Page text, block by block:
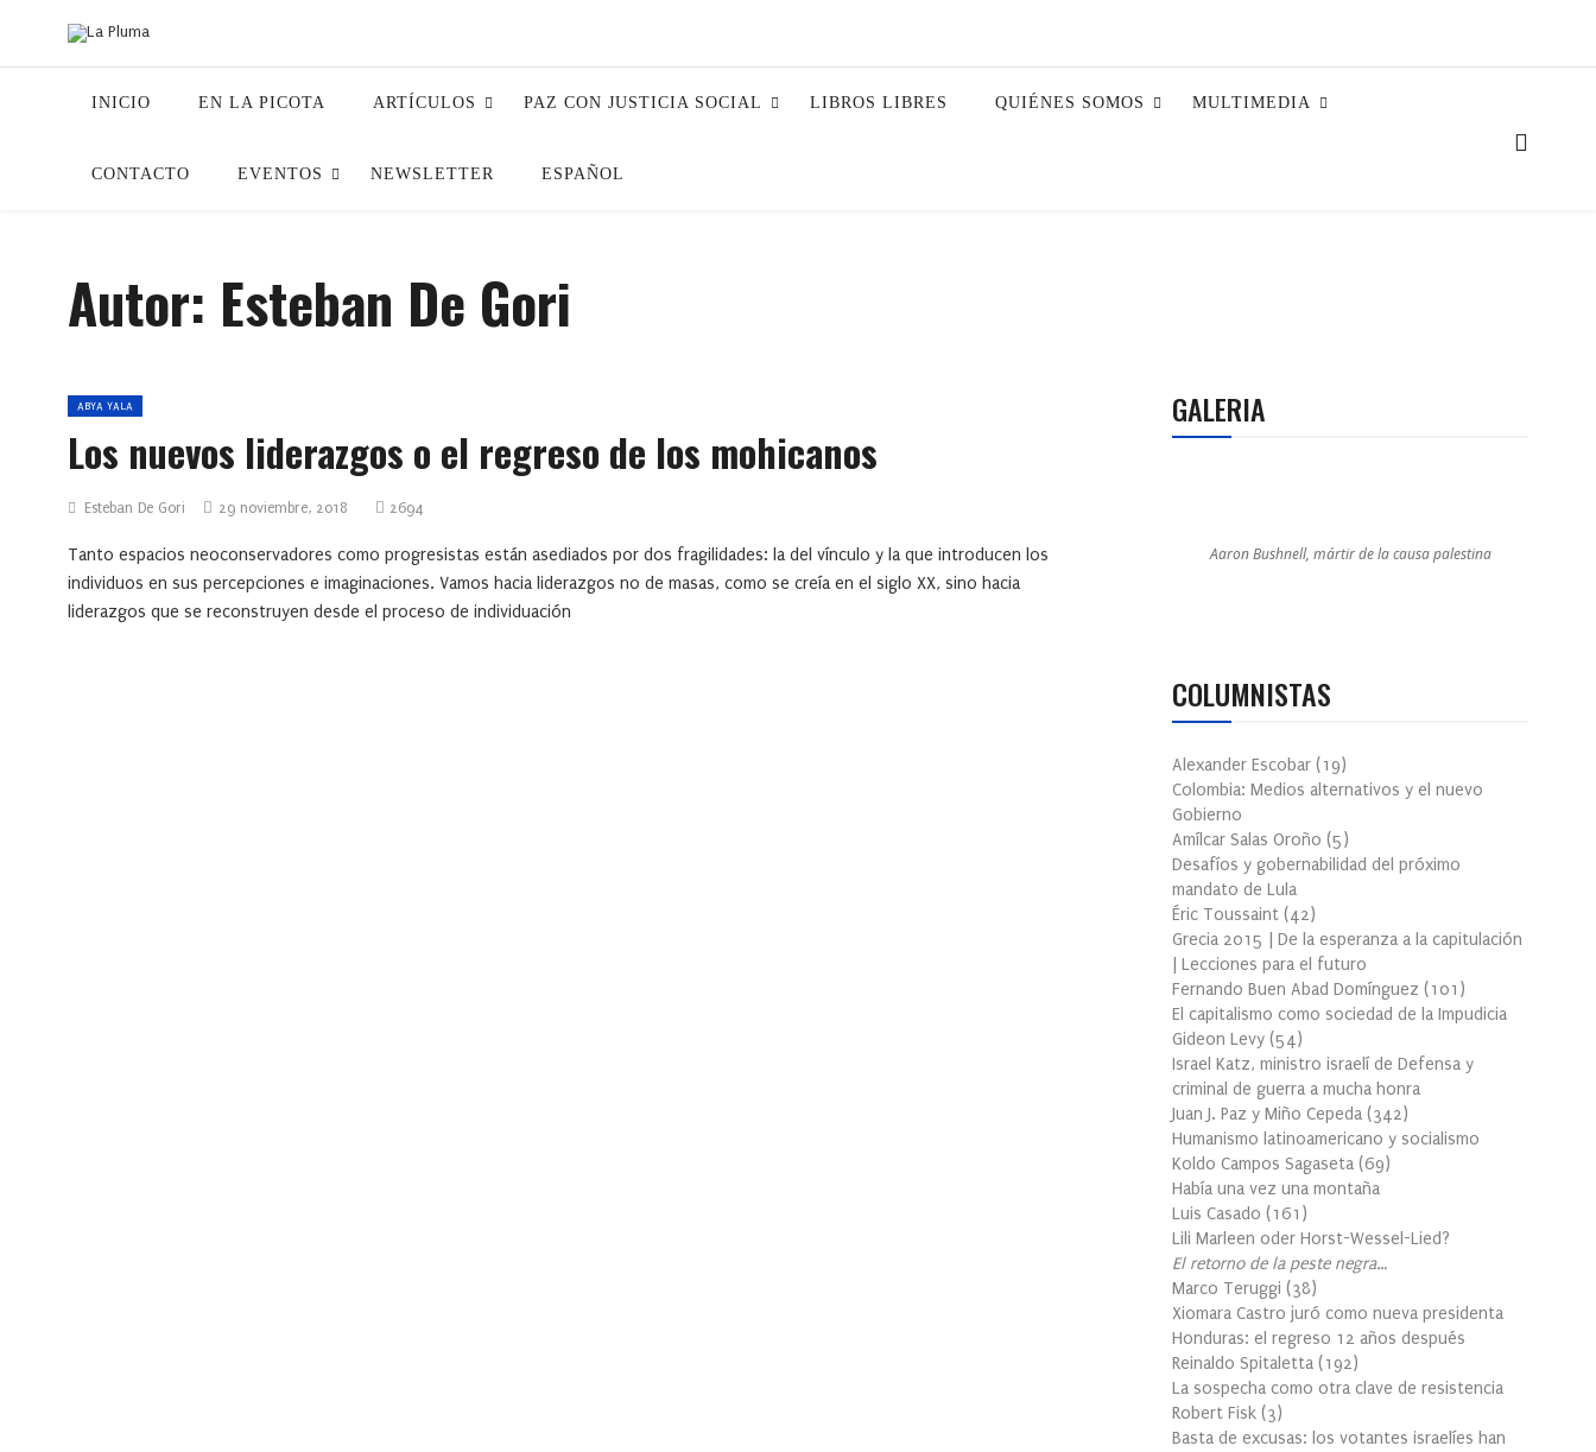
INICIO EN LA PICOTA ARTÍCULOS PAZ CON JUSTICIA SOCIAL LIBROS LIBRES QUIÉNES SOMOS MULTIMEDIA
CONTACTO EVENTOS NEWSLETTER ESPAÑOL
Autor: Esteban De Gori
ABYA YALA
Los nuevos liderazgos o el regreso de los mohicanos
Esteban De Gori 29 noviembre, 2018 2694
Tanto espacios neoconservadores como progresistas están asediados por dos fragilidades: la del vínculo y la que introducen los
individuos en sus percepciones e imaginaciones. Vamos hacia liderazgos no de masas, como se creía en el siglo XX, sino hacia
liderazgos que se reconstruyen desde el proceso de individuación
GALERIA
Aaron Bushnell, mártir de la causa palestina
COLUMNISTAS
Alexander Escobar (19)
Colombia: Medios alternativos y el nuevo
Gobierno
Amílcar Salas Oroño (5)
Desafíos y gobernabilidad del próximo
mandato de Lula
Éric Toussaint (42)
Grecia 2015 | De la esperanza a la capitulación
| Lecciones para el futuro
Fernando Buen Abad Domínguez (101 )
El capitalismo como sociedad de la Impudicia
Gideon Levy (54)
Israel Katz, ministro israelí de Defensa y
criminal de guerra a mucha honra
Juan J. Paz y Miño Cepeda (342)
Humanismo latinoamericano y socialismo
Koldo Campos Sagaseta (69)
Había una vez una montaña
Luis Casado (161 )
Lili Marleen oder Horst-Wessel-Lied?
El retorno de la peste negra…
Marco Teruggi (38)
Xiomara Castro juró como nueva presidenta
Honduras: el regreso 12 años después
Reinaldo Spitaletta (192)
La sospecha como otra clave de resistencia
Robert Fisk (3)
Basta de excusas: los votantes israelíes han